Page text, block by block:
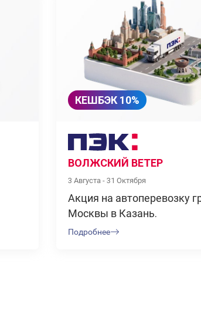
КЕШБЭК 10%
ВОЛЖСКИЙ ВЕТЕР
3 Августа - 31 Октября
Акция на автоперевозку
Москвы в Казань.
Подробнее